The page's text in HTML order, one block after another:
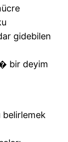
gidebilen
bir deyim
belirlemek